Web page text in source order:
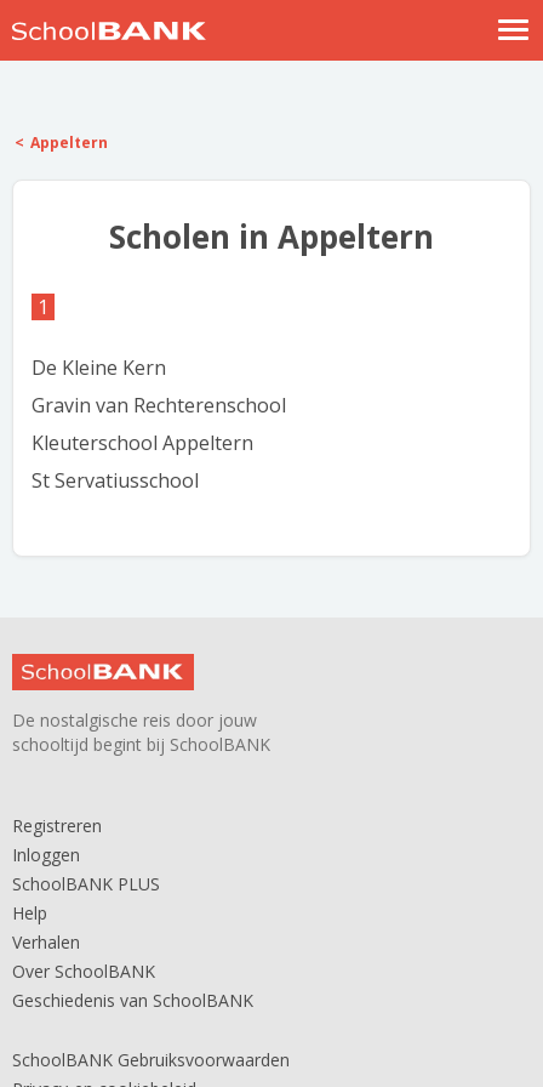
Help
Appeltern
Scholen in Appeltern
1
De Kleine Kern
Gravin van Rechterenschool
Kleuterschool Appeltern
St Servatiusschool
De nostalgische reis door jouw
schooltijd begint bij SchoolBANK
Registreren
Inloggen
SchoolBANK PLUS
Help
Verhalen
Over SchoolBANK
Geschiedenis van SchoolBANK
SchoolBANK Gebruiksvoorwaarden